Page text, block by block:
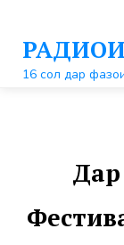
контентуРАДИОИ
16 сол дар